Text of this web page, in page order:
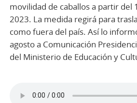
movilidad de caballos a partir del
2023. La medida regirá para
como fuera del país. Así lo
agosto a Comunicación
del Ministerio de Educación y